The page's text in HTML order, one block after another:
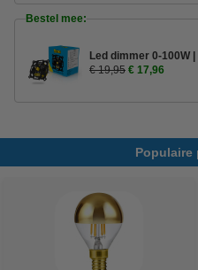
Bestel mee:
Led dimmer 0-100W
€ 19,95 € 17,96
Populaire